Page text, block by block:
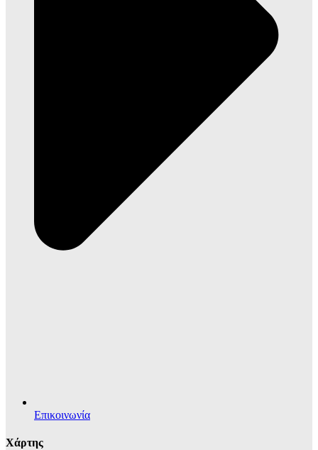
Επικοινωνία
Χάρτης